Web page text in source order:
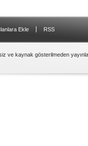
Ekle RSS
ve kaynak gösterilmeden